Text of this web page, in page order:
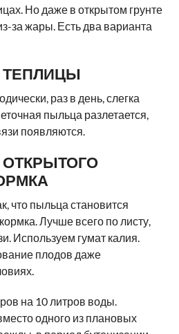
Но даже в открытом грунте
за жары. Есть два варианта
раз в день, слегка
пыльца разлетается,
появляются.
что пыльца становится
Лучше всего по листу,
Используем гумат калия.
плодов даже
на 10 литров воды.
одного из плановых